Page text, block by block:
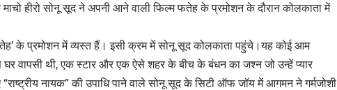
हीरो सोनू सूद ने अपनी आने वाली फिल्म फतेह के प्रमोशन के दौरान कोलकाता में
के प्रमोशन में व्यस्त हैं। इसी क्रम में सोनू सूद कोलकाता पहुंचे।यह कोई आम
घर वापसी थी, एक स्टार और एक ऐसे शहर के बीच के बंधन का जश्न जो उन्हें प्यार
नायक” की उपाधि पाने वाले सोनू सूद के सिटी ऑफ जॉय में आगमन ने गर्मजोशी